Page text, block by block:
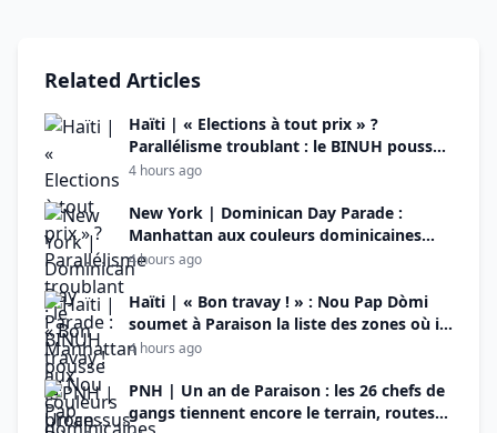
Related Articles
Haïti | « Elections à tout prix » ?
Parallélisme troublant : le BINUH pousse
le processus électoral tandis que son
blessés en cinq mois sous Fils-Aimé
4 hours ago
New York | Dominican Day Parade :
Manhattan aux couleurs dominicaines
dimanche, malgré les inquiétudes liées à
ICE
4 hours ago
Haïti | « Bon travay ! » : Nou Pap Dòmi
soumet à Paraison la liste des zones où il
devrait patrouiller le soir
4 hours ago
PNH | Un an de Paraison : les 26 chefs de
gangs tiennent encore le terrain, routes